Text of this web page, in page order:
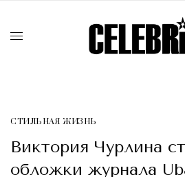
СТИЛЬНАЯ ЖИЗНЬ
Виктория Чурлина
обложки журнала